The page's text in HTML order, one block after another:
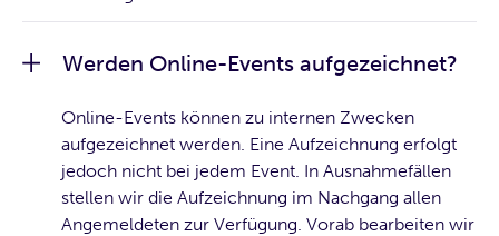
Werden Online-Events aufgezeichnet?
Online-Events können zu internen Zwecken
aufgezeichnet werden. Eine Aufzeichnung erfolgt
jedoch nicht bei jedem Event. In Ausnahmefällen
stellen wir die Aufzeichnung im Nachgang allen
Angemeldeten zur Verfügung. Vorab bearbeiten wir